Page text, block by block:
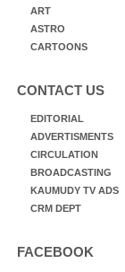
ART
ASTRO
CARTOONS
CONTACT US
EDITORIAL
ADVERTISMENTS
CIRCULATION
BROADCASTING
KAUMUDY TV ADS
CRM DEPT
FACEBOOK